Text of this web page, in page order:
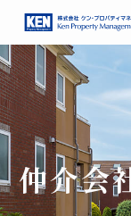
仲介会